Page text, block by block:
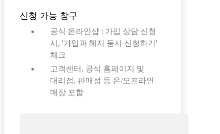
신청 가능 창구
공식 온라인샵 : 가입 상담 신청
시, '가입과 해지 동시 신청하기'
체크
고객센터, 공식 홈페이지 및
대리점, 판매점 등 온/오프라인
매장 포함